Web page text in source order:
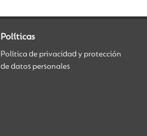
Políticas
Política de privacidad y protección
de datos personales